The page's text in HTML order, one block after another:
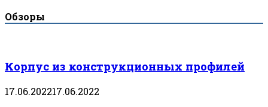
Обзоры
Корпус из конструкционных профилей
17.06.202217.06.2022